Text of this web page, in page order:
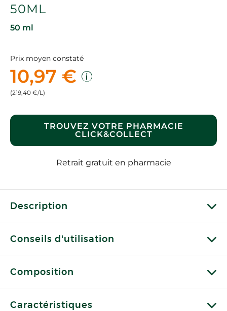
50ML
50 ml
Prix moyen constaté
10,97 €
(219,40 €/L)
TROUVEZ VOTRE PHARMACIE
CLICK&COLLECT
Retrait gratuit en pharmacie
Description
Conseils d'utilisation
Composition
Caractéristiques